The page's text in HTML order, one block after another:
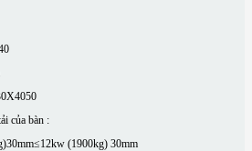
của bàn :
≤12kw (1900kg) 30mm